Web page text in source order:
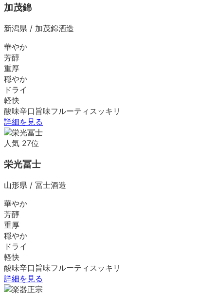
加茂錦
新潟県 / 加茂錦酒造
華やか
芳醇
重厚
穏やか
ドライ
軽快
酸味辛口 旨味フルーティ スッキリ
詳細を見る
人気 27位
栄光冨士
山形県 / 冨士酒造
華やか
芳醇
重厚
穏やか
ドライ
軽快
酸味辛口 旨味フルーティ スッキリ
詳細を見る